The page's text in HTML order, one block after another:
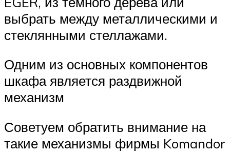
выбрать между металлическими и
стеклянными стеллажами.
Одним из основных компонентов
шкафа является раздвижной
механизм
Советуем обратить внимание на
такие механизмы фирмы Komandor